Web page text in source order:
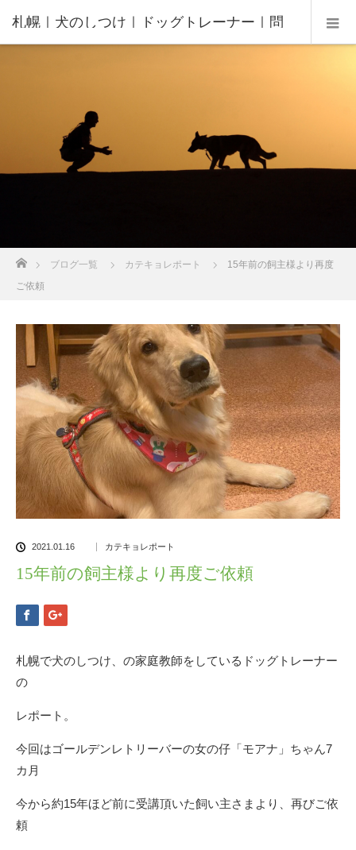
札幌｜犬のしつけ｜ドッグトレーナー｜問
んの家庭教師®️
ブログ一覧 カテキョレポート
15年前の飼主様より再度
ご依頼
2021.01.16 カテキョレポート
15年前の飼主様より再度ご依頼
札幌で犬のしつけ、の家庭教師をしているドッグトレーナー
の
レポート。
今回はゴールデンレトリーバーの女の仔「モアナ」ちゃん7
カ月
今から約15年ほど前に受講頂いた飼い主さまより、再びご依
頼